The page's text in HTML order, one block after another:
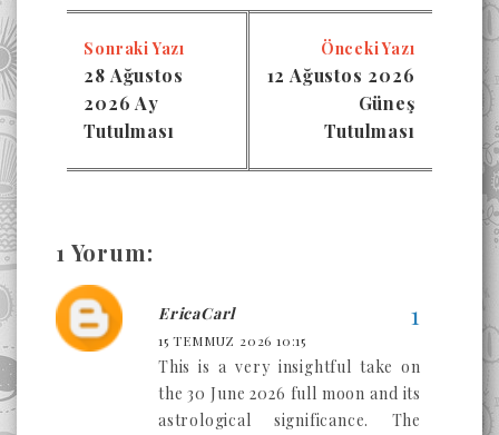
Sonraki Yazı
28 Ağustos
2026 Ay
Tutulması
Önceki Yazı
12 Ağustos 2026
Güneş
Tutulması
1 Yorum:
EricaCarl
15 TEMMUZ 2026 10:15
This is a very insightful take on
the 30 June 2026 full moon and its
astrological significance. The